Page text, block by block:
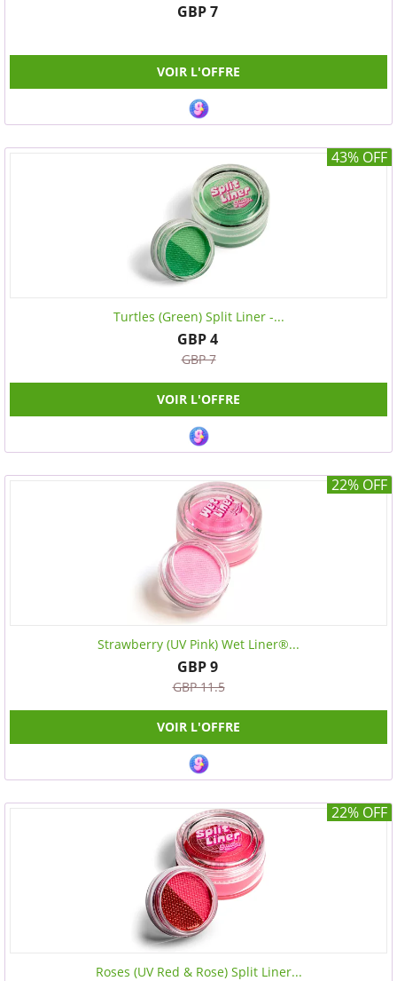
GBP 7
VOIR L'OFFRE
43% OFF
Turtles (Green) Split Liner -...
GBP 4
GBP 7
VOIR L'OFFRE
22% OFF
Strawberry (UV Pink) Wet Liner®...
GBP 9
GBP 11.5
VOIR L'OFFRE
22% OFF
Roses (UV Red & Rose) Split Liner...